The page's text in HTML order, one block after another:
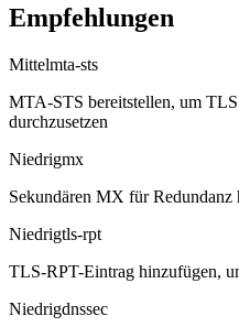
Empfehlungen
Mittelmta-sts
MTA-STS bereitstellen, um
durchzusetzen
Niedrigmx
Sekundären MX für Redundanz
Niedrigtls-rpt
TLS-RPT-Eintrag hinzufügen,
Niedrigdnssec